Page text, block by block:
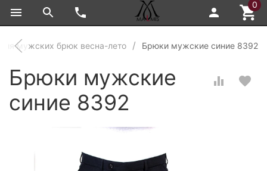
0
мужских брюк весна-лето Брюки мужские синие 8392
Брюки мужские
синие 8392